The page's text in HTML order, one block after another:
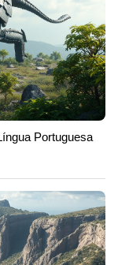
Portuguesa